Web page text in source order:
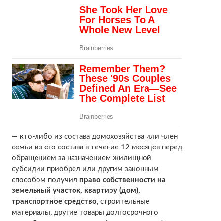
— кто-либо из состава домохозяйства или член
семьи из его состава в течение 12 месяцев перед
обращением за назначением жилищной
субсидии приобрел или другим законным
способом получил право собственности на
земельный участок, квартиру (дом),
транспортное средство, строительные
материалы, другие товары долгосрочного